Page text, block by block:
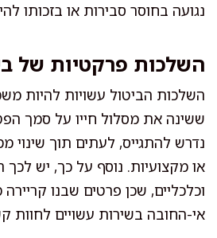
נגועה בחוסר סבירות או בזכותו
השלכות פרקטיות של
השלכות הביטול עשויות להיות
ששינה את מסלול חייו על סמך
נדרש להתגייס, לעתים תוך שינוי
או מקצועיות. נוסף על כך, יש לכך
וכלכליים, שכן פרטים שבנו
אי-החובה בשירות עשויים לחוות